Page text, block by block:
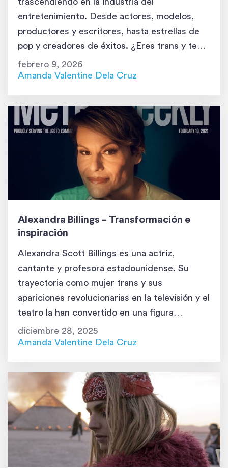
entretenimiento. Desde actores, modelos,
productores y escritores, hasta estrellas de
pop y creadores de éxitos. ¿Eres trans y te
gustaría ser cantante? ¿O tal vez solo buscas
una canción para agregar a tu lista de
Porque hoy armamos una lista de […]
febrero 9, 2026
Amanda Valentine Dela Cruz
Alexandra Billings – Transformación e
inspiración
Alexandra Scott Billings es una actriz,
cantante y profesora estadounidense. Su
trayectoria como mujer trans y sus
apariciones revolucionarias en la televisión y el
teatro la han convertido en una figura
importante en la industria del entretenimiento
y en una defensora de la comunidad
una artista Alexandra nació el […]
diciembre 28, 2025
Amanda Valentine Dela Cruz